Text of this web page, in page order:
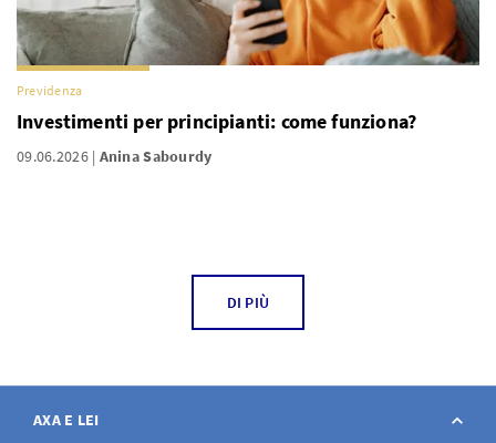
Previdenza
Investimenti per principianti: come funziona?
09.06.2026 Anina Sabourdy
DI PIÙ
AXA E LEI